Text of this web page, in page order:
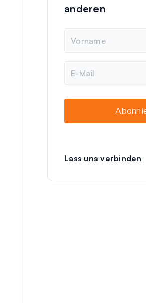
anderen
m
e
M
Lass uns verbinden